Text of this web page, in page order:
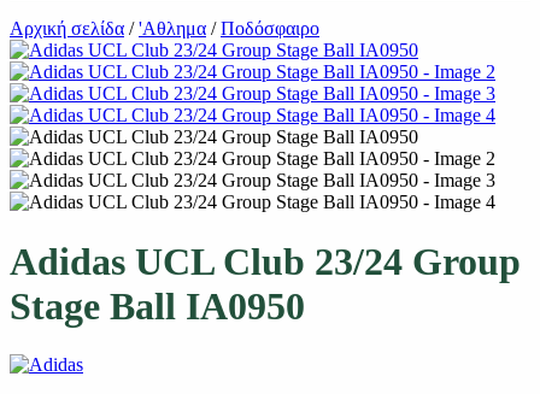
Αρχική σελίδα / 'Αθλημα / Ποδόσφαιρο
Adidas UCL Club 23/24 Group
Stage Ball IA0950